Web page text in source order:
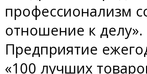
профессионализм
отношение к делу».
Предприятие
«100 лучших